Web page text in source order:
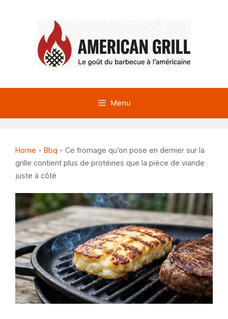
Menu
Home - Bbq - Ce fromage qu’on pose en dernier sur la
grille contient plus de protéines que la pièce de viande
juste à côté